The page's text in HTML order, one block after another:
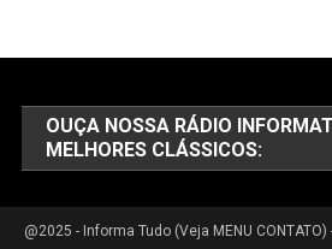
OUÇA NOSSA RÁDIO
MELHORES CLÁSSICOS:
@2025 - Informa Tudo (Veja MENU